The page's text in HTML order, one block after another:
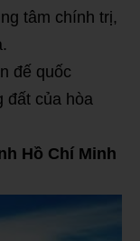
tâm chính trị,
đế quốc
đất của hòa
Hồ Chí Minh